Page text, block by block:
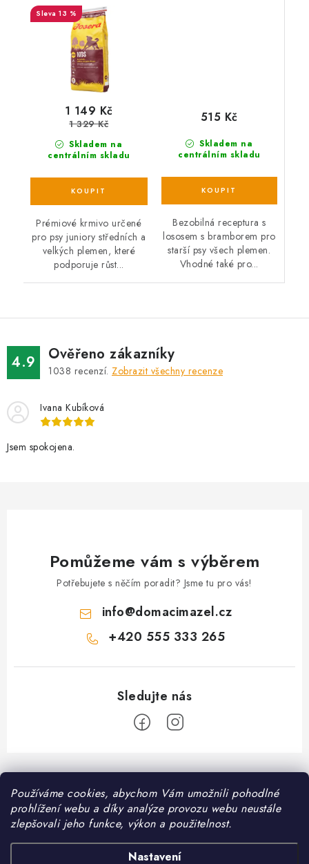
Používáme cookies, abychom Vám umožnili pohodlné
prohlížení webu a díky analýze provozu webu neustále
zlepšovali jeho funkce, výkon a použitelnost.
Nastavení
13 %
Skladem na
centrálním skladu
1 149 Kč
1 329 Kč
Prémiové krmivo určené
pro psy juniory středních a
velkých plemen, které
podporuje růst...
Skladem na
centrálním skladu
515 Kč
Bezobilná receptura s
lososem s bramborem pro
starší psy všech plemen.
Vhodné také pro...
4.9 Ověřeno zákazníky
1038 recenzí. Zobrazit všechny recenze
Ivana Kubíková
Jsem spokojena.
Pomůžeme vám s výběrem
Potřebujete s něčím poradit? Jsme tu pro vás!
info@domacimazel.cz
+420 555 333 265
Z
á
Informace pro vás
Kontakt
Možnosti dopravy
❤️ Oblíbené kategorie